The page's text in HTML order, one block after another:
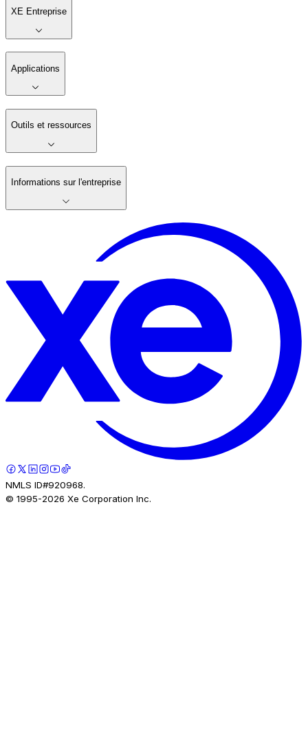
XE Entreprise
Applications
Outils et ressources
Informations sur l'entreprise
NMLS ID#920968.
© 1995-2026 Xe Corporation Inc.